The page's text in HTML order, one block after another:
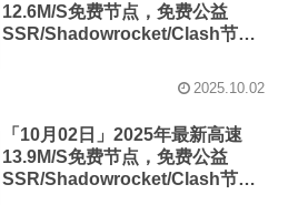
12.6M/S免费节点，免费公益
SSR/Shadowrocket/Clash节
2025.10.02
「10月02日」2025年最新高速
13.9M/S免费节点，免费公益
SSR/Shadowrocket/Clash节